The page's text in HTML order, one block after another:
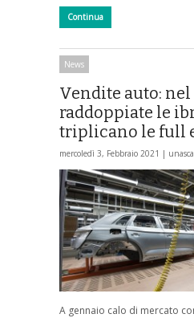
Continua
News
Vendite auto: nel
raddoppiate le
triplicano le full
mercoledì 3, Febbraio 2021 | unasca
A gennaio calo di mercato